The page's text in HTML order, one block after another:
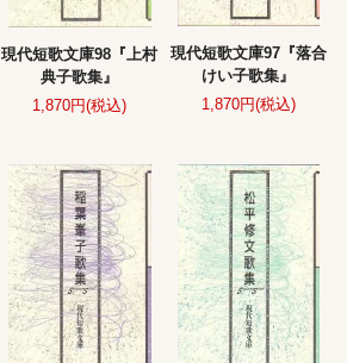
現代短歌文庫98『上村
典子歌集』
1,870円(税込)
現代短歌文庫97『落合
けい子歌集』
1,870円(税込)